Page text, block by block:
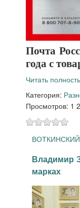
Почта
года с
Читать
Категория:
Просмотров: 1
Владимир
марках